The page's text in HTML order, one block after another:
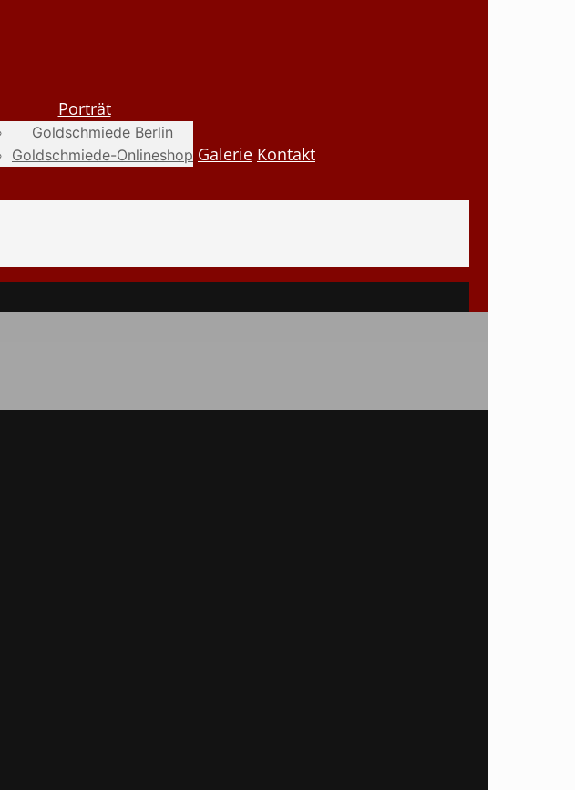
Porträt
Goldschmiede Berlin
Goldschmiede-Onlineshop Galerie Kontakt